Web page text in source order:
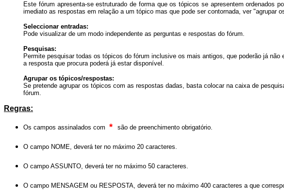
Este fórum apresenta-se estruturado de forma que os tópicos se apresentem ordenados
imediato as respostas em relação a um tópico mas que pode ser contornada, ver "agrupar
Seleccionar entradas:
Pode visualizar de um modo independente as perguntas e respostas do fórum.
Pesquisas:
Permite pesquisar todas os tópicos do fórum inclusive os mais antigos, que poderão já
a resposta que procura poderá já estar disponível.
Agrupar os tópicos/respostas:
Se pretende agrupar os tópicos com as respostas dadas, basta colocar na caixa de
fórum.
Regras:
Os campos assinalados com * são de preenchimento obrigatório.
O campo NOME, deverá ter no máximo 20 caracteres.
O campo ASSUNTO, deverá ter no máximo 50 caracteres.
O campo MENSAGEM ou RESPOSTA, deverá ter no máximo 400 caracteres a que